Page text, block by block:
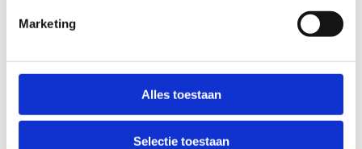
Marketing
Alles toestaan
Selectie toestaan